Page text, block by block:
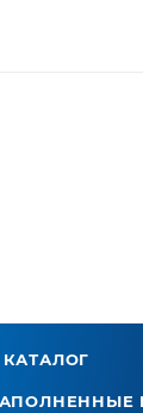
КАТАЛОГ